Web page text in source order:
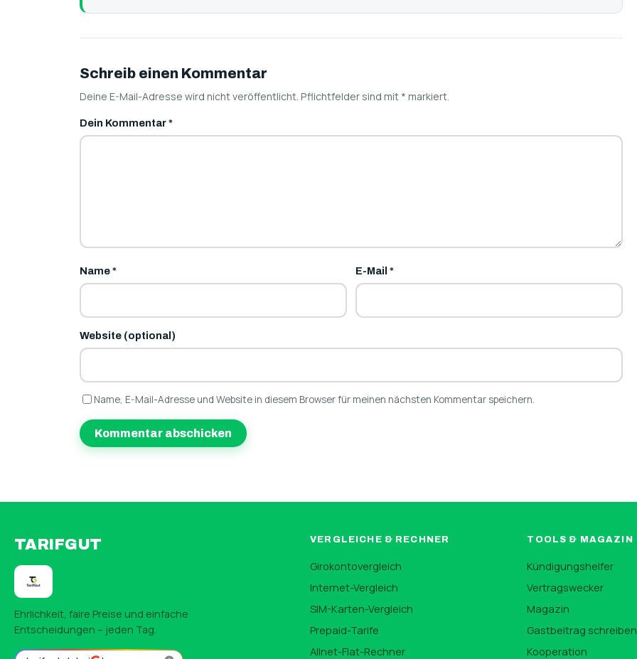
Schreib einen Kommentar
Deine E-Mail-Adresse wird nicht veröffentlicht. Pflichtfelder sind mit * markiert.
Dein Kommentar*
Name* E-Mail *
Website (optional)
Name, E-Mail-Adresse und Website in diesem Browser für meinen nächsten Kommentar speichern.
TARIFGUT
Ehrlichkeit, faire Preise und einfache
Entscheidungen – jeden Tag.
VERGLEICHE & RECHNER
Girokontovergleich
Internet-Vergleich
SIM-Karten-Vergleich
Prepaid-Tarife
Allnet-Flat-Rechner
TOOLS & MAGAZIN
Kündigungshelfer
Vertragswecker
Magazin
Gastbeitrag schreiben
Kooperation